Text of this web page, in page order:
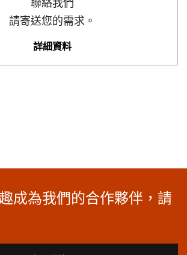
聯絡我們
請寄送您的需求。
詳細資料
成為我們的合作夥伴，請